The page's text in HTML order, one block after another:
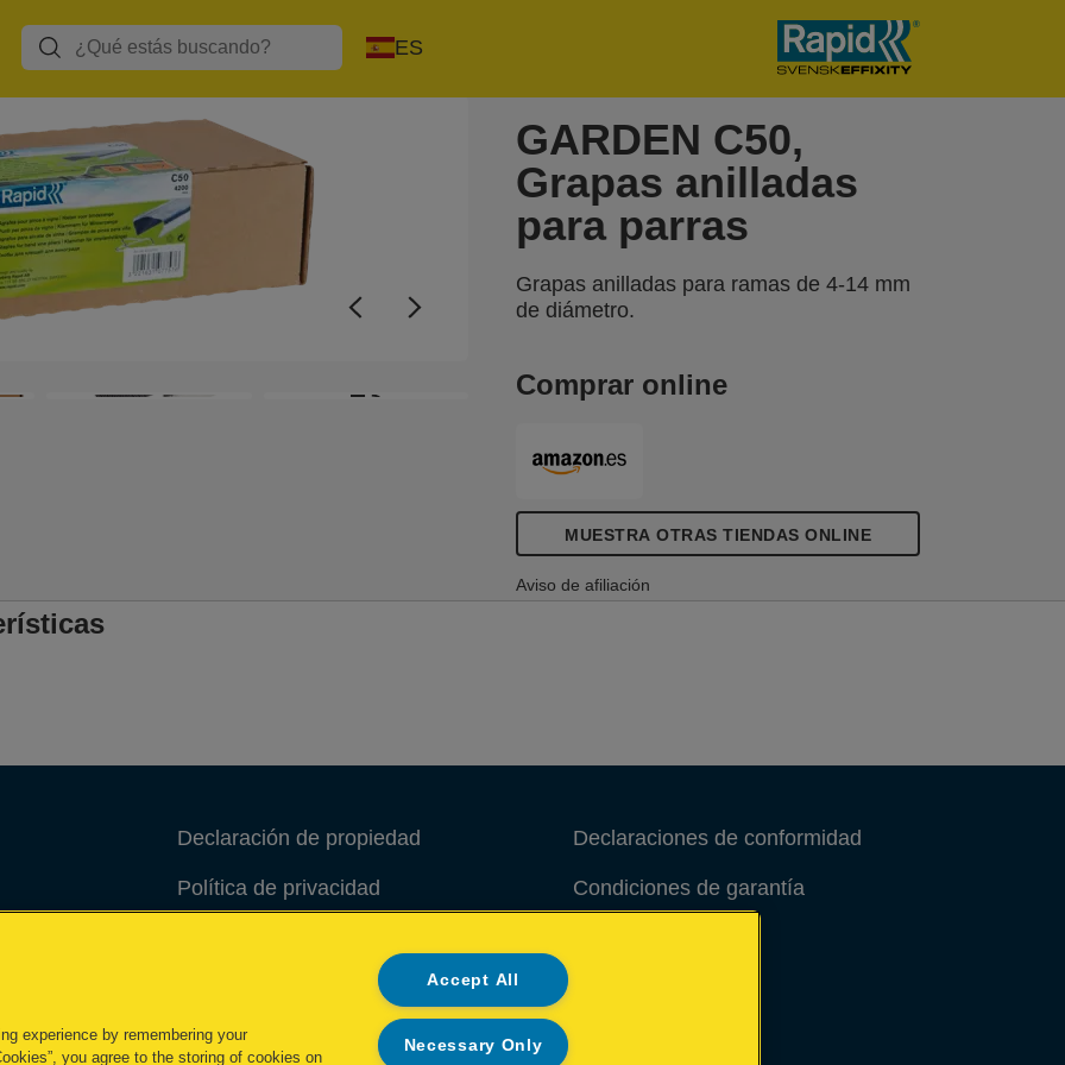
ES
+3
GARDEN C50,
Grapas anilladas
para parras
Grapas anilladas para ramas de 4-14 mm
de diámetro.
Comprar online
MUESTRA OTRAS TIENDAS ONLINE
Aviso de afiliación
Declaración de propiedad
Política de privacidad
Administrar mis datos
Declaraciones de conformidad
Condiciones de garantía
experience by remembering your
you agree to the storing of cookies on
Accept All
Necessary Only